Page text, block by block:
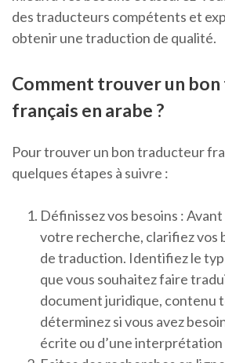
des traducteurs compétents et
obtenir une traduction de qualité.
Comment trouver un
français en arabe ?
Pour trouver un bon traducteur
quelques étapes à suivre :
Définissez vos besoins :
votre recherche, clarifiez vos
de traduction. Identifiez le
que vous souhaitez faire
document juridique, contenu
déterminez si vous avez
écrite ou d’une interprétation